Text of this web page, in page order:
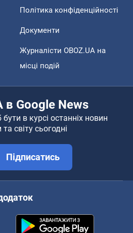
Політика конфіденційності
Документи
Журналісти OBOZ.UA на
місці подій
в Google News
в курсі останніх новин
та світу сьогодні
Підписатись